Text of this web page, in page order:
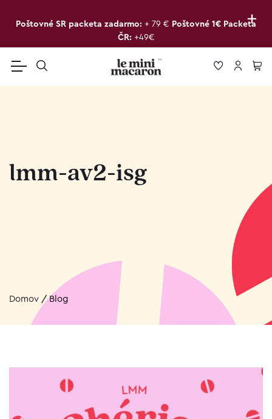
+
Poštovné SR packeta zadarmo: + 79 € Poštovné 1€ Packeta
ČR: +49€
lmm-av2-isg
Domov /Blog